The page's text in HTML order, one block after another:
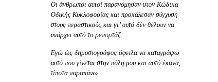
Οι άνθρωποι αυτοί παρανόμησαν στον Κώδικα
Οδικής Κυκλοφορίας και προκάλεσαν σύγχυση
στους περαστικούς και γι’ αυτό δέν θέλουν να
υπάρχει αυτό το ρεπορτάζ.
Εγώ ώς δημοσιογράφος όφειλα να καταγράψω
αυτό που γίνεται στην πόλη μου και αυτό έκανα,
τίποτα παραπάνω.